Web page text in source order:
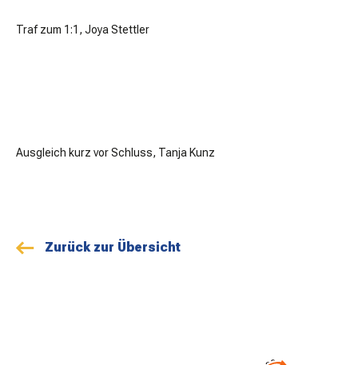
Traf zum 1:1, Joya Stettler
Ausgleich kurz vor Schluss, Tanja Kunz
Zurück zur Übersicht